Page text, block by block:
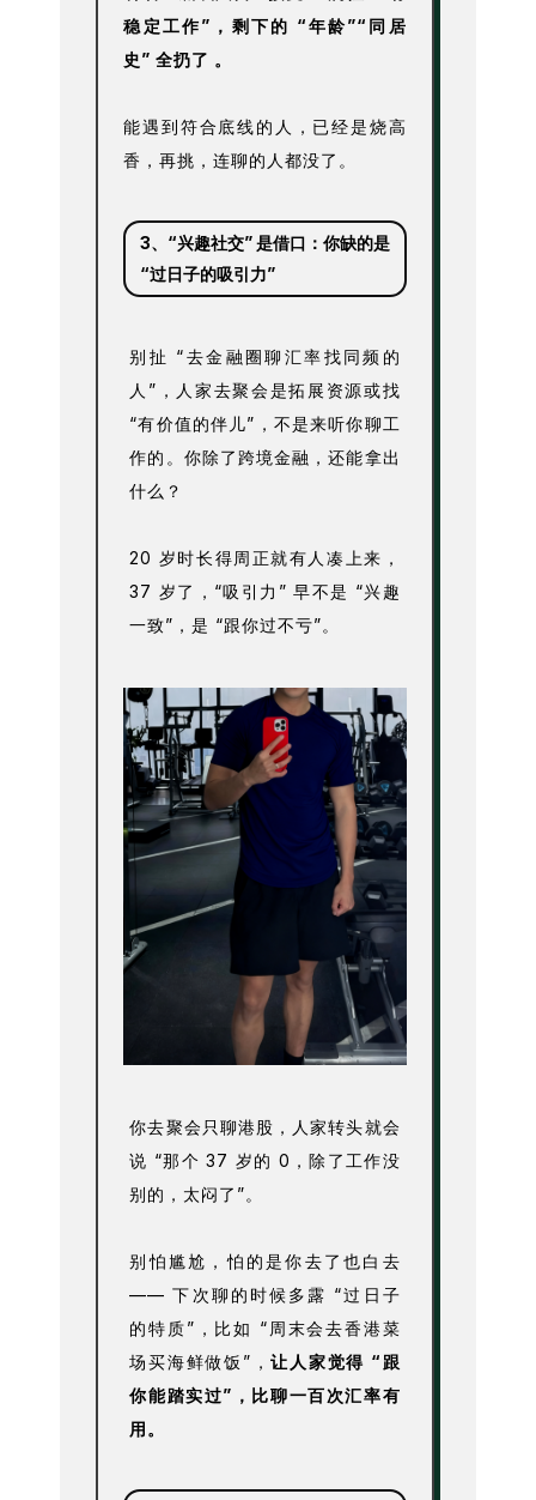
稳定工作”，剩下的 “年龄”“同居
史” 全扔了 。
能遇到符合底线的人，已经是烧高
香，再挑，连聊的人都没了。
3、 “兴趣社交” 是借口：你缺的是
“过日子的吸引力”
别扯 “去金融圈聊汇率找同频的
人”，人家去聚会是拓展资源或找
“有价值的伴儿”，不是来听你聊工
作的。你除了跨境金融，还能拿出
什么？
20 岁时长得周正就有人凑上来，
37 岁了，“吸引力” 早不是 “兴趣
一致”，是 “跟你过不亏”。
你去聚会只聊港股，人家转头就会
说 “那个 37 岁的 0，除了工作没
别的，太闷了”。
别怕尴尬，怕的是你去了也白去
—— 下次聊的时候多露 “过日子
的特质”，比如 “周末会去香港菜
场买海鲜做饭”，让人家觉得 “跟
你能踏实过”，比聊一百次汇率有
用。